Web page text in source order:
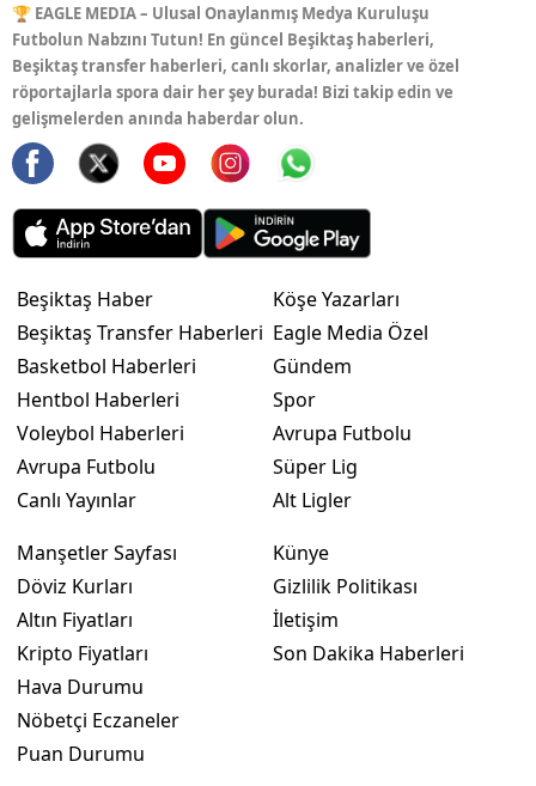
🏆 EAGLE MEDIA – Ulusal Onaylanmış Medya Kuruluşu
Futbolun Nabzını Tutun! En güncel Beşiktaş haberleri,
Beşiktaş transfer haberleri, canlı skorlar, analizler ve özel
röportajlarla spora dair her şey burada! Bizi takip edin ve
gelişmelerden anında haberdar olun.
Beşiktaş Haber
Beşiktaş Transfer Haberleri
Basketbol Haberleri
Hentbol Haberleri
Voleybol Haberleri
Avrupa Futbolu
Canlı Yayınlar
Köşe Yazarları
Eagle Media Özel
Gündem
Spor
Avrupa Futbolu
Süper Lig
Alt Ligler
Manşetler Sayfası
Döviz Kurları
Altın Fiyatları
Kripto Fiyatları
Hava Durumu
Nöbetçi Eczaneler
Puan Durumu
Künye
Gizlilik Politikası
İletişim
Son Dakika Haberleri